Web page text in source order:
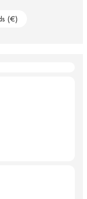
Nederland,
(€)